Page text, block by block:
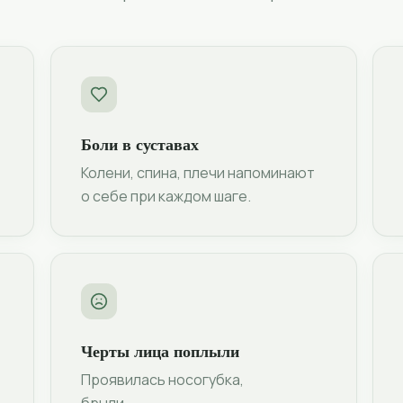
Боли в суставах
Колени, спина, плечи напоминают
о себе при каждом шаге.
Черты лица поплыли
Проявилась носогубка,